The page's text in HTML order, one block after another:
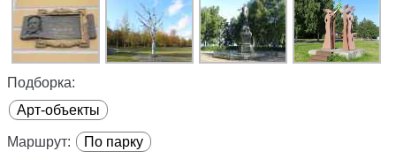
Подборка:
Арт-объекты
Маршрут: По парку